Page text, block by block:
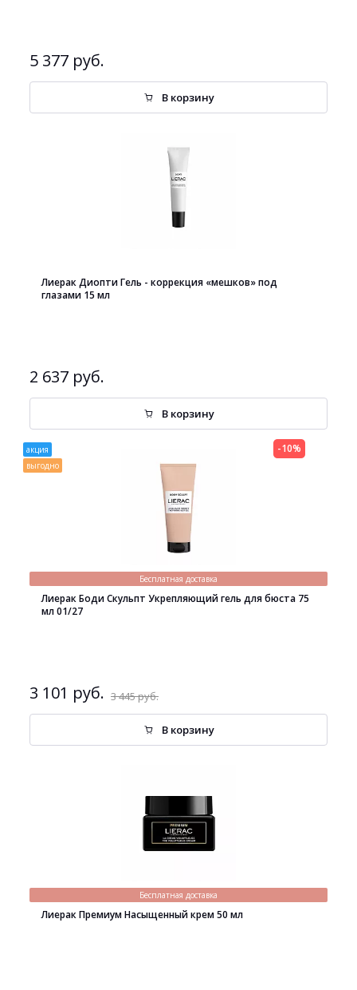
5 377 руб.
В корзину
Лиерак Диопти Гель - коррекция «мешков» под
глазами 15 мл
2 637 руб.
В корзину
акция
выгодно
Бесплатная доставка
Лиерак Боди Скульпт Укрепляющий гель для бюста 75
мл 01/27
3 101 руб. 3 445 руб.
-10%
В корзину
Бесплатная доставка
Лиерак Премиум Насыщенный крем 50 мл